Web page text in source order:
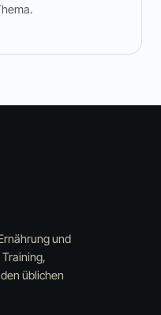
und
üblichen